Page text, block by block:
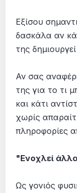
Εξίσου
δασκάλα αν
της
Αν σας
της για το τι
και κάτι
χωρίς
πληροφορίες
"Ενοχλεί
Ως γονιός